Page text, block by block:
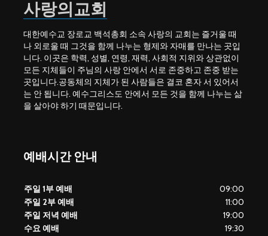
사랑의교회
대한예수교 장로교 백석총회 소속 사랑의 교회는 즐거울 때
나 외로울 때 그것을 함께 나누는 형제와 자매를 만나는 곳입
니다. 이곳은 학력, 성별, 연령, 재력, 사회적 지위와 상관없이
모든 지체들이 주님의 사랑 안에서 서로 존중하고 존중 받는
곳입니다.공동체의 지체가 된 사람들은 결코 혼자 서 있어서
는 안 됩니다. 예수그리스도 안에서 모든 것을 함께 나누는 삶
을 살아야 하기 때문입니다.
예배시간 안내
주일 1부 예배
09:00
주일 2부 예배
11:00
주일 저녁 예배
19:00
수요 예배
19:30